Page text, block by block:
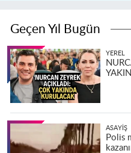
Geçen Yıl Bugün
YEREL
ASAYIŞ
Polis